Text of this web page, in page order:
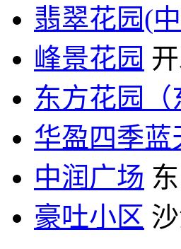
翡翠花园(
峰景花园
东方花园（
华盈四季蓝
中润广场
豪吐小区